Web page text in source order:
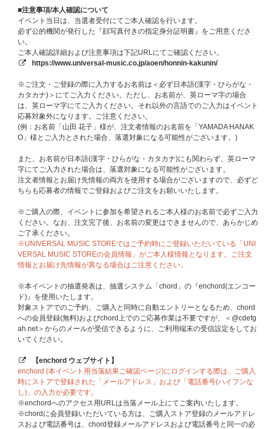
直接お渡しするイベントです。
※握手やハイタッチなど、メンバーと接触することはできません。
※サインは運営側で用意する色紙にお入れし、お渡しいたします。お持ち込
みいただいた私物など、色紙以外へのサインはできません。
※開催時間および受付時間等の詳細は、ご当選者の方にのみ、後日のご案内
を予定しております。
内を予定しております。
メンバー個別サイン会
色紙仕様(サイズ：タテ14cm×ヨコ13cm)
ハジマリCOLOR【メンバー個別サイン会応募商品】
※必ず「メンバー個別サイン会応募商品」を選択してご購入ください。通常
商品をご購入いただいた場合、抽選対象外になりますのでご注意ください。
その他の商品をご購入いただいても応募抽選の対象にはなりません。
■応募期間(全1回)
→ 当落発表：6月22日(月)17:00頃
※対象応募期間内に応募対象商品をご予約、ご購入ください。
※上記応募期間以外は応募対象商品をご予約、ご購入いただけません。あら
かじめご了承ください。
※各回の締切間近などの時間帯によっては、ご購入応募画面に繋がりにくい
場合がございます。余裕を持ってご購入ください。
■注意事項/本人確認について
イベント当日は、当選者受付にてご本人確認を行います。
必ず公的機関が発行した『顔写真付きの指定身分証明書』をご用意くださ
い。
ご本人確認詳細および注意事項は下記URLにてご確認ください。
https://www.universal-music.co.jp/aoen/honnin-kakunin/
※ご注文・ご登録の際に入力するお名前は＜必ず日本語(漢字・ひらがな・
カタカナ)＞にてご入力ください。ただし、お名前が、英ローマ字の場合
は、英ローマ字にてご入力ください。それ以外の言語でのご入力はイベント
応募対象外になります。ご注意ください。
(例：お名前「山田 花子」様が、注文者情報のお名前を「YAMADA HANAK
O」様とご入力とされた場合、落選対象になる可能性がございます。)
また、お名前が日本語(漢字・ひらがな・カタカナ)にも関わらず、英ローマ
字にてご入力された場合は、落選対象になる可能性がございます。
注文者情報とお届け先情報の両方を使用する場合がございますので、必ずど
ちらも応募者の情報でご登録およびご注文をお願いいたします。
※ご購入の際、イベントに参加を希望されるご本人様のお名前で必ずご入力
ください。なお、注文完了後、お名前の変更はできませんので、あらかじめ
ご了承ください。
※UNIVERSAL MUSIC STOREではご予約時にご登録いただいている「UNI
VERSAL MUSIC STOREの会員情報」がご本人様情報となります。ご注文
情報とお届け先情報が異なる場合はご注意ください。
※本イベントの抽選発表は、抽選システム「chord」の『enchord(エンコー
ド)』を使用いたします。
対象ストアでのご予約、ご購入と同時に自動エントリーとなるため、chord
への会員登録(無料)およびchord上でのご応募作業は不要ですが、＜@cdefg
ah.net＞からのメールが受信できるように、ご利用端末の受信設定をしてお
いてください。
【enchord ウェブサイト】
enchord (本イベント用当落結果ご確認ページ)にログインする際は、ご購入
時にストアで登録された「メールアドレス」および「電話番号(ハイフンな
し)」の入力が必要です。
※enchordへのアクセス用URLは当落メール上にてご案内いたします。
※chordに会員登録いただいている方は、ご購入ストア登録のメールアドレ
スおよび電話番号は、chord登録メールアドレスおよび電話番号と同一の必